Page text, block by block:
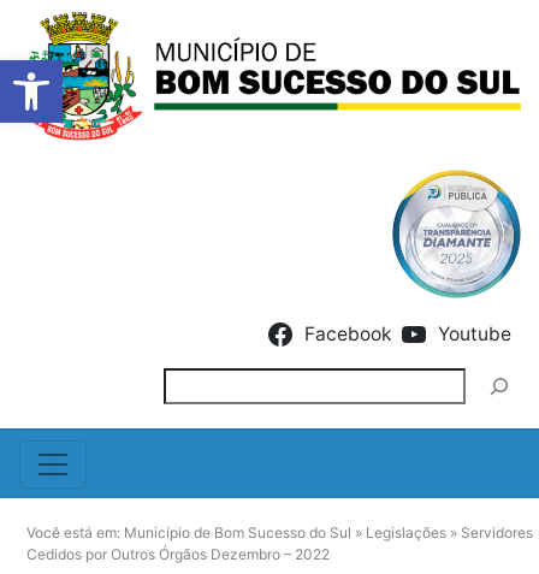
Barra de Ferramentas
Facebook Youtube
Você está em: Município de Bom Sucesso do Sul » Legislações » Servidores
Cedidos por Outros Órgãos Dezembro – 2022